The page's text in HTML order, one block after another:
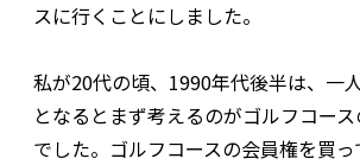
スに行くことにしました。
私が20代の頃、1990年代後半は、一
となるとまず考えるのがゴルフコー
でした。ゴルフコースの会員権を買